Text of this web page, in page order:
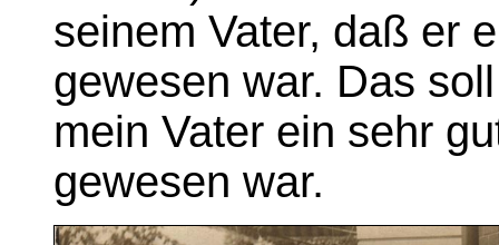
seinem Vater, daß er
gewesen war. Das
mein Vater ein sehr
gewesen war.